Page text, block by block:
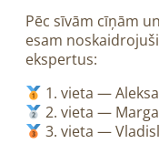
Pēc sīvām cīņām
esam
ekspertus:
1. vieta —
2. vieta —
3. vieta —